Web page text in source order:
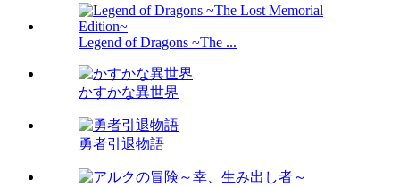
Legend of Dragons ~The ...
かすかな異世界
勇者引退物語